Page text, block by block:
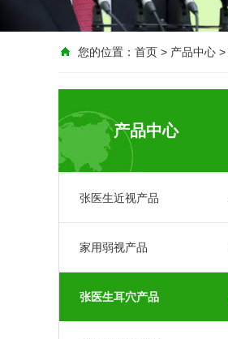
您的位置： 首页 > 产品中心 >
产品中心
张医生近视产品
家用弱视产品
张医生耳穴产品